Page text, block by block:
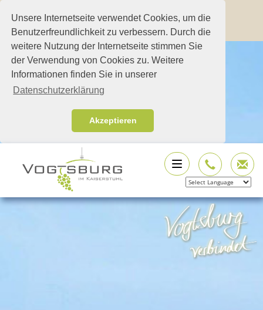
Unsere Internetseite verwendet Cookies, um die
Benutzerfreundlichkeit zu verbessern. Durch die
weitere Nutzung der Internetseite stimmen Sie
der Verwendung von Cookies zu. Weitere
Informationen finden Sie in unserer
Datenschutzerklärung
Akzeptieren